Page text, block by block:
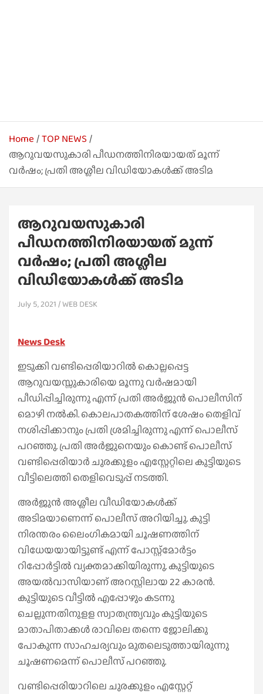
Home TOP NEWS
ആറുവയസുകാരി പീഡനത്തിനിരയായത് മൂന്ന്
വർഷം; പ്രതി അശ്ലീല വിഡിയോകൾക്ക് അടിമ
ആറുവയസുകാരി
പീഡനത്തിനിരയായത് മൂന്ന്
വർഷം; പ്രതി അശ്ലീല
വിഡിയോകൾക്ക് അടിമ
July 5, 2021 WEB DESK
News Desk
ഇടുക്കി വണ്ടിപ്പെരിയാറില്‍ കൊല്ലപ്പെട്ട
ആറുവയസ്സുകാരിയെ മൂന്നു വര്‍ഷമായി
പീഡിപ്പിച്ചിരുന്നു എന്ന് പ്രതി അര്‍ജുന്‍ പൊലീസിന്
മൊഴി നല്‍കി. കൊലപാതകത്തിന് ശേഷം തെളിവ്
നശിപ്പിക്കാനും പ്രതി ശ്രമിച്ചിരുന്നു എന്ന് പൊലീസ്
പറഞ്ഞു. പ്രതി അര്‍ജുനെയും കൊണ്ട് പൊലീസ്
വണ്ടിപ്പെരിയാര്‍ ചുരക്കുളം എസ്റ്റേറ്റിലെ കുട്ടിയുടെ
വീട്ടിലെത്തി തെളിവെടുപ്പ് നടത്തി.
അര്‍ജുന്‍ അശ്ലീല വീഡിയോകള്‍ക്ക്
അടിമയാണെന്ന് പൊലീസ് അറിയിച്ചു. കുട്ടി
നിരന്തരം ലൈംഗികമായി ചൂഷണത്തിന്
വിധേയയായിട്ടുണ്ട് എന്ന് പോസ്റ്റ്‌മോര്‍ട്ടം
റിപ്പോര്‍ട്ടില്‍ വ്യക്തമാക്കിയിരുന്നു. കുട്ടിയുടെ
അയല്‍വാസിയാണ് അറസ്റ്റിലായ 22 കാരന്‍.
കുട്ടിയുടെ വീട്ടില്‍ എപ്പോഴും കടന്നു
ചെല്ലുന്നതിനുളള സ്വാതന്ത്ര്യവും കുട്ടിയുടെ
മാതാപിതാക്കള്‍ രാവിലെ തന്നെ ജോലിക്കു
പോകുന്ന സാഹചര്യവും മുതലെടുത്തായിരുന്നു
ചൂഷണമെന്ന് പൊലീസ് പറഞ്ഞു.
വണ്ടിപ്പെരിയാറിലെ ചുരക്കുളം എസ്റ്റേറ്റ്